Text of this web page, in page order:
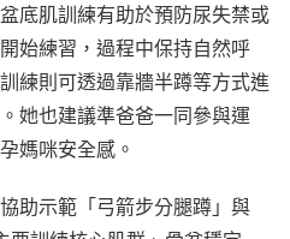
底肌訓練有助於預防尿失禁或
始練習，過程中保持自然呼
練則可透過靠牆半蹲等方式進
她也建議準爸爸一同參與運
媽咪安全感。
助示範「弓箭步分腿蹲」與